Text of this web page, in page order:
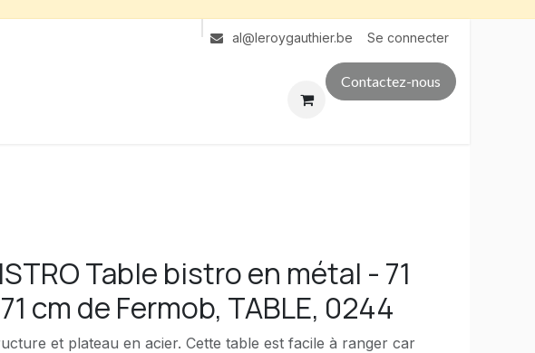
al@leroygauthier.be Se connecter
Contactez-nous
Table bistro en métal - 71
cm de Fermob, TABLE, 0244
et plateau en acier. Cette table est facile à ranger car